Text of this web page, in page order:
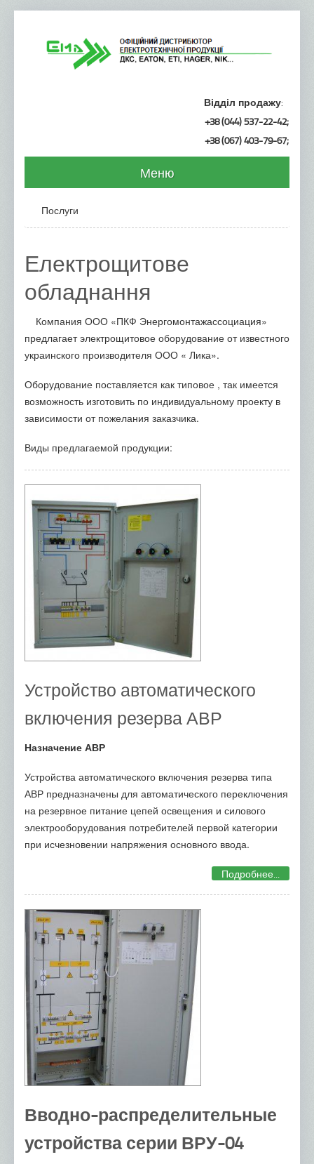
Відділ продажу:
+38 (044) 537-22-42;
+38 (067) 403-79-67;
Меню
Продукція
Металеві лотки
Пластикові труби
Пластикові кабель-канали
Низьковольтне обладнання
Обладнання ETI
Обладнання Hager
Обладнання Eaton
Asfora
Sedna
Valena
Valena
Valena Life
Valena Allure
Unica
Світлотехнічна продукція
Кабель и провод
Послуги
Електромонтажні роботи
Електрощитове обладнання
Електровимірювальна лабораторія
Розпродаж
Об'єкти
Контакти
Послуги
Електрощитове
обладнання
Компания ООО «ПКФ Энергомонтажассоциация»
предлагает электрощитовое оборудование от известного
украинского производителя ООО « Лика».
Оборудование поставляется как типовое , так имеется
возможность изготовить по индивидуальному проекту в
зависимости от пожелания заказчика.
Виды предлагаемой продукции:
Устройство автоматического
включения резерва АВР
Назначение АВР
Устройства автоматического включения резерва типа
АВР предназначены для автоматического переключения
на резервное питание цепей освещения и силового
электрооборудования потребителей первой категории
при исчезновении напряжения основного ввода.
Подробнее...
Вводно-распределительные
устройства серии ВРУ-04